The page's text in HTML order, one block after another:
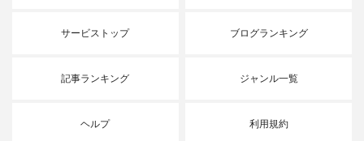
サービストップ ブログランキング
記事ランキング ジャンル一覧
ヘルプ 利用規約